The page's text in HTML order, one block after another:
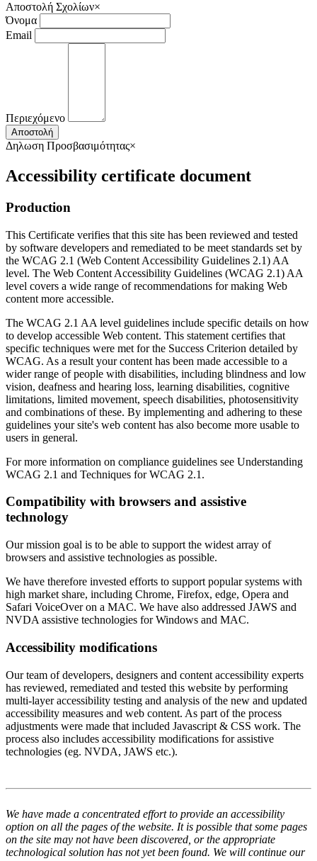
Αποστολή Σχολίων×
Όνομα
Email
Περιεχόμενο
Αποστολή
Δηλωση Προσβασιμότητας×
Accessibility certificate document
Production
This Certificate verifies that this site has been reviewed and tested
by software developers and remediated to be meet standards set by
the WCAG 2.1 (Web Content Accessibility Guidelines 2.1) AA
level. The Web Content Accessibility Guidelines (WCAG 2.1) AA
level covers a wide range of recommendations for making Web
content more accessible.
The WCAG 2.1 AA level guidelines include specific details on how
to develop accessible Web content. This statement certifies that
specific techniques were met for the Success Criterion detailed by
WCAG. As a result your content has been made accessible to a
wider range of people with disabilities, including blindness and low
vision, deafness and hearing loss, learning disabilities, cognitive
limitations, limited movement, speech disabilities, photosensitivity
and combinations of these. By implementing and adhering to these
guidelines your site's web content has also become more usable to
users in general.
For more information on compliance guidelines see Understanding
WCAG 2.1 and Techniques for WCAG 2.1.
Compatibility with browsers and assistive
technology
Our mission goal is to be able to support the widest array of
browsers and assistive technologies as possible.
We have therefore invested efforts to support popular systems with
high market share, including Chrome, Firefox, edge, Opera and
Safari VoiceOver on a MAC. We have also addressed JAWS and
NVDA assistive technologies for Windows and MAC.
Accessibility modifications
Our team of developers, designers and content accessibility experts
has reviewed, remediated and tested this website by performing
multi-layer accessibility testing and analysis of the new and updated
accessibility measures and web content. As part of the process
adjustments were made that included Javascript & CSS work. The
process also includes accessibility modifications for assistive
technologies (eg. NVDA, JAWS etc.).
We have made a concentrated effort to provide an accessibility
option on all the pages of the website. It is possible that some pages
on the site may not have been discovered, or the appropriate
technological solution has not yet been found. We will continue our